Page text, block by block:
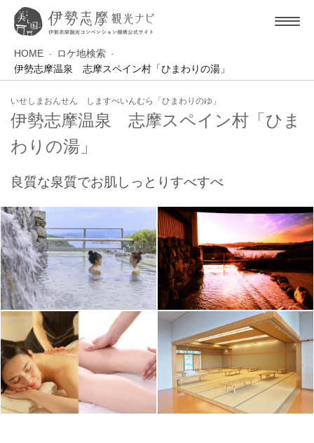
HOME
ロケ地検索
伊勢志摩温泉 志摩スペイン村「ひまわりの湯」
いせしまおんせん しますぺいんむら「ひまわりのゆ」
伊勢志摩温泉 志摩スペイン村「ひま
わりの湯」
良質な泉質でお肌しっとりすべすべ